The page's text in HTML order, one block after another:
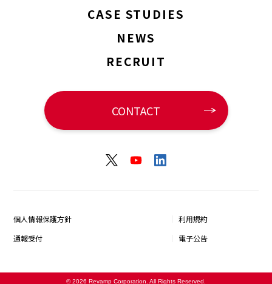
CASE STUDIES
NEWS
RECRUIT
CONTACT
個人情報保護方針
利用規約
通報受付
電子公告
© 2026 Revamp Corporation. All Rights Reserved.